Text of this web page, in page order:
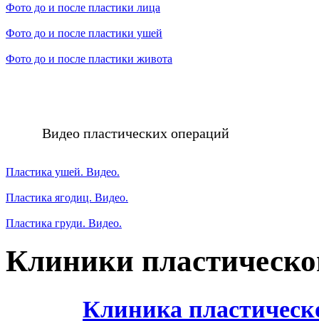
Фото до и после пластики лица
Фото до и после пластики ушей
Фото до и после пластики живота
Видео пластических операций
Пластика ушей. Видео.
Пластика ягодиц. Видео.
Пластика груди. Видео.
Клиники
Клиника